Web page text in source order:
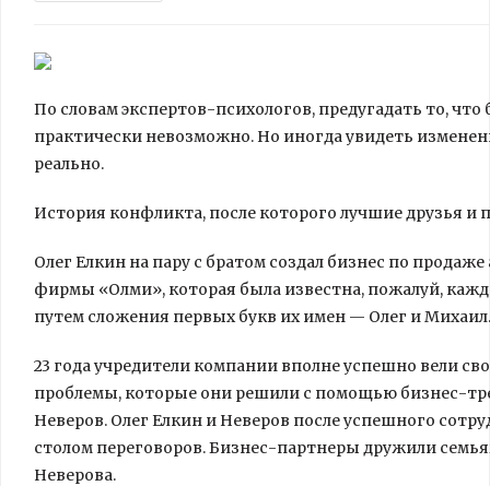
По словам экспертов-психологов, предугадать то,
практически невозможно. Но иногда увидеть
реально.
История конфликта, после которого лучшие друзья и
Олег Елкин на пару с братом создал бизнес по
фирмы «Олми», которая была известна, пожалуй,
путем сложения первых букв их имен — Олег и Михаил.
23 года учредители компании вполне успешно вели
проблемы, которые они решили с помощью бизнес-
Неверов. Олег Елкин и Неверов после успешного
столом переговоров. Бизнес-партнеры дружили
Неверова.